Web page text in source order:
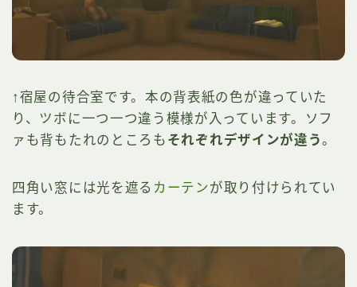
↑宿屋の待合室です。本の背表紙の色が違っていた
り、ツボに一つ一つ違う模様が入っています。ソフ
ァも背もたれのところも それぞれデザインが違う。
四角い窓には光を遮る カーテン が取り付けられてい
ます。